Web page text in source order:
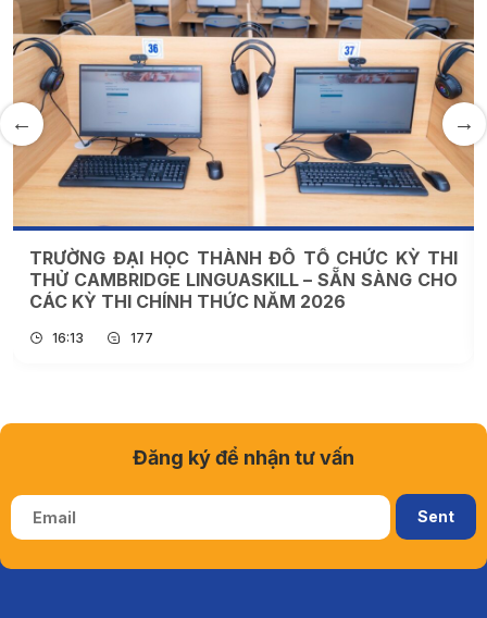
TRƯỜNG ĐẠI HỌC THÀNH ĐÔ TỔ CHỨC KỲ THI
THỬ CAMBRIDGE LINGUASKILL – SẴN SÀNG CHO
CÁC KỲ THI CHÍNH THỨC NĂM 2026
16:13 177
Đăng ký để nhận tư vấn